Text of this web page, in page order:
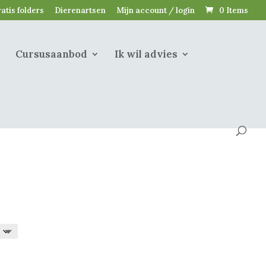
folders Dierenartsen Mijn account / login 0 Items
Cursusaanbod Ik wil advies